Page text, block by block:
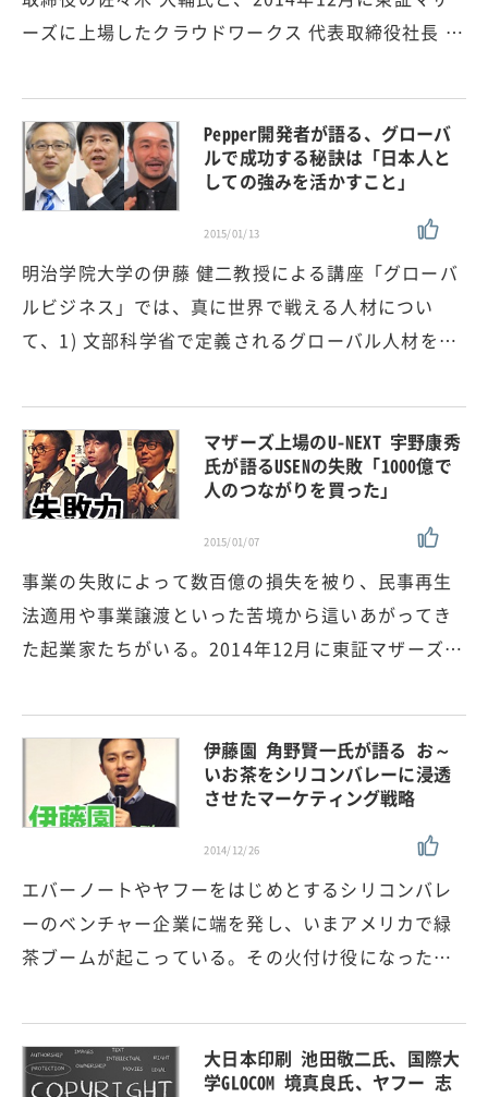
ーズに上場したクラウドワークス 代表取締役社長 …
Pepper開発者が語る、グローバ
ルで成功する秘訣は「日本人と
しての強みを活かすこと」
2015/01/13
明治学院大学の伊藤 健二教授による講座「グローバ
ルビジネス」では、真に世界で戦える人材につい
て、1) 文部科学省で定義されるグローバル人材を…
マザーズ上場のU-NEXT 宇野康秀
氏が語るUSENの失敗「1000億で
人のつながりを買った」
2015/01/07
事業の失敗によって数百億の損失を被り、民事再生
法適用や事業譲渡といった苦境から這いあがってき
た起業家たちがいる。2014年12月に東証マザーズ…
伊藤園 角野賢一氏が語る お～
いお茶をシリコンバレーに浸透
させたマーケティング戦略
2014/12/26
エバーノートやヤフーをはじめとするシリコンバレ
ーのベンチャー企業に端を発し、いまアメリカで緑
茶ブームが起こっている。その火付け役になった…
大日本印刷 池田敬二氏、国際大
学GLOCOM 境真良氏、ヤフー 志